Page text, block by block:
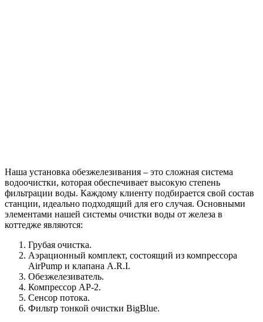
Наша установка обезжелезивания – это сложная система
водоочистки, которая обеспечивает высокую степень
фильтрации воды. Каждому клиенту подбирается свой состав
станции, идеально подходящий для его случая. Основными
элементами нашей системы очистки воды от железа в
коттедже являются:
Грубая очистка.
Аэрационный комплект, состоящий из компрессора
AirPump и клапана A.R.I.
Обезжелезиватель.
Компрессор AP-2.
Сенсор потока.
Фильтр тонкой очистки BigBlue.